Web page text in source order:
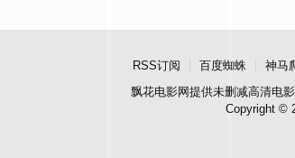
RSS订阅 百度蜘蛛 神马
飘花电影网提供未删减高清电
Copyright ©